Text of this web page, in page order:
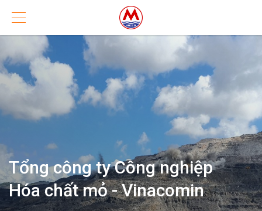
công ty Công nghiệp
chất mỏ - Vinacomin